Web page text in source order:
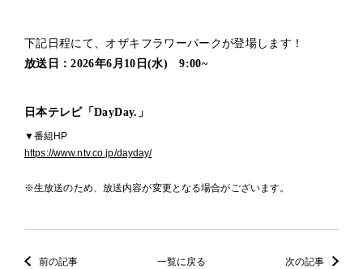
下記日程にて、オザキフラワーパークが登場します！
放送日：2026年6月10日(水) 9:00~
日本テレビ「DayDay.」
▼番組HP
https://www.ntv.co.jp/dayday/
※生放送のため、放送内容が変更となる場合がございます。
前の記事 一覧に戻る 次の記事